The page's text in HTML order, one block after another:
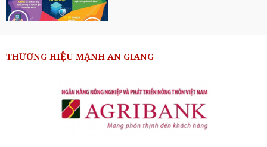
THƯƠNG HIỆU MẠNH AN GIANG